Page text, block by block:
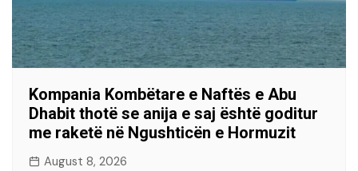
Kompania Kombëtare e Naftës e Abu
Dhabit thotë se anija e saj është goditur
me raketë në Ngushticën e Hormuzit
August 8, 2026